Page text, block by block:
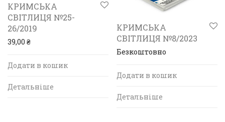
КРИМСЬКА
СВІТЛИЦЯ №25-
26/2019
39,00 ₴
Додати в кошик
Детальніше
КРИМСЬКА
СВІТЛИЦЯ №8/2023
Безкоштовно
Додати в кошик
Детальніше